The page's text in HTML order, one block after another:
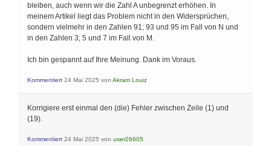
bleiben, auch wenn wir die Zahl A unbegrenzt erhöhen. In
meinem Artikel liegt das Problem nicht in den Widersprüchen,
sondern vielmehr in den Zahlen 91; 93 und 95 im Fall von N und
in den Zahlen 3; 5 und 7 im Fall von M.
Ich bin gespannt auf Ihre Meinung. Dank im Voraus.
Kommentiert 24 Mai 2025 von Akram Louiz
Korrigiere erst einmal den (die) Fehler zwischen Zeile (1) und
(19).
Kommentiert 24 Mai 2025 von user26605